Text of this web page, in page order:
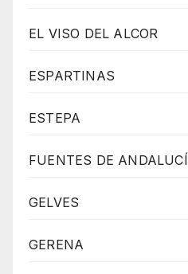
EL VISO DEL ALCOR
ESPARTINAS
ESTEPA
FUENTES DE
GELVES
GERENA